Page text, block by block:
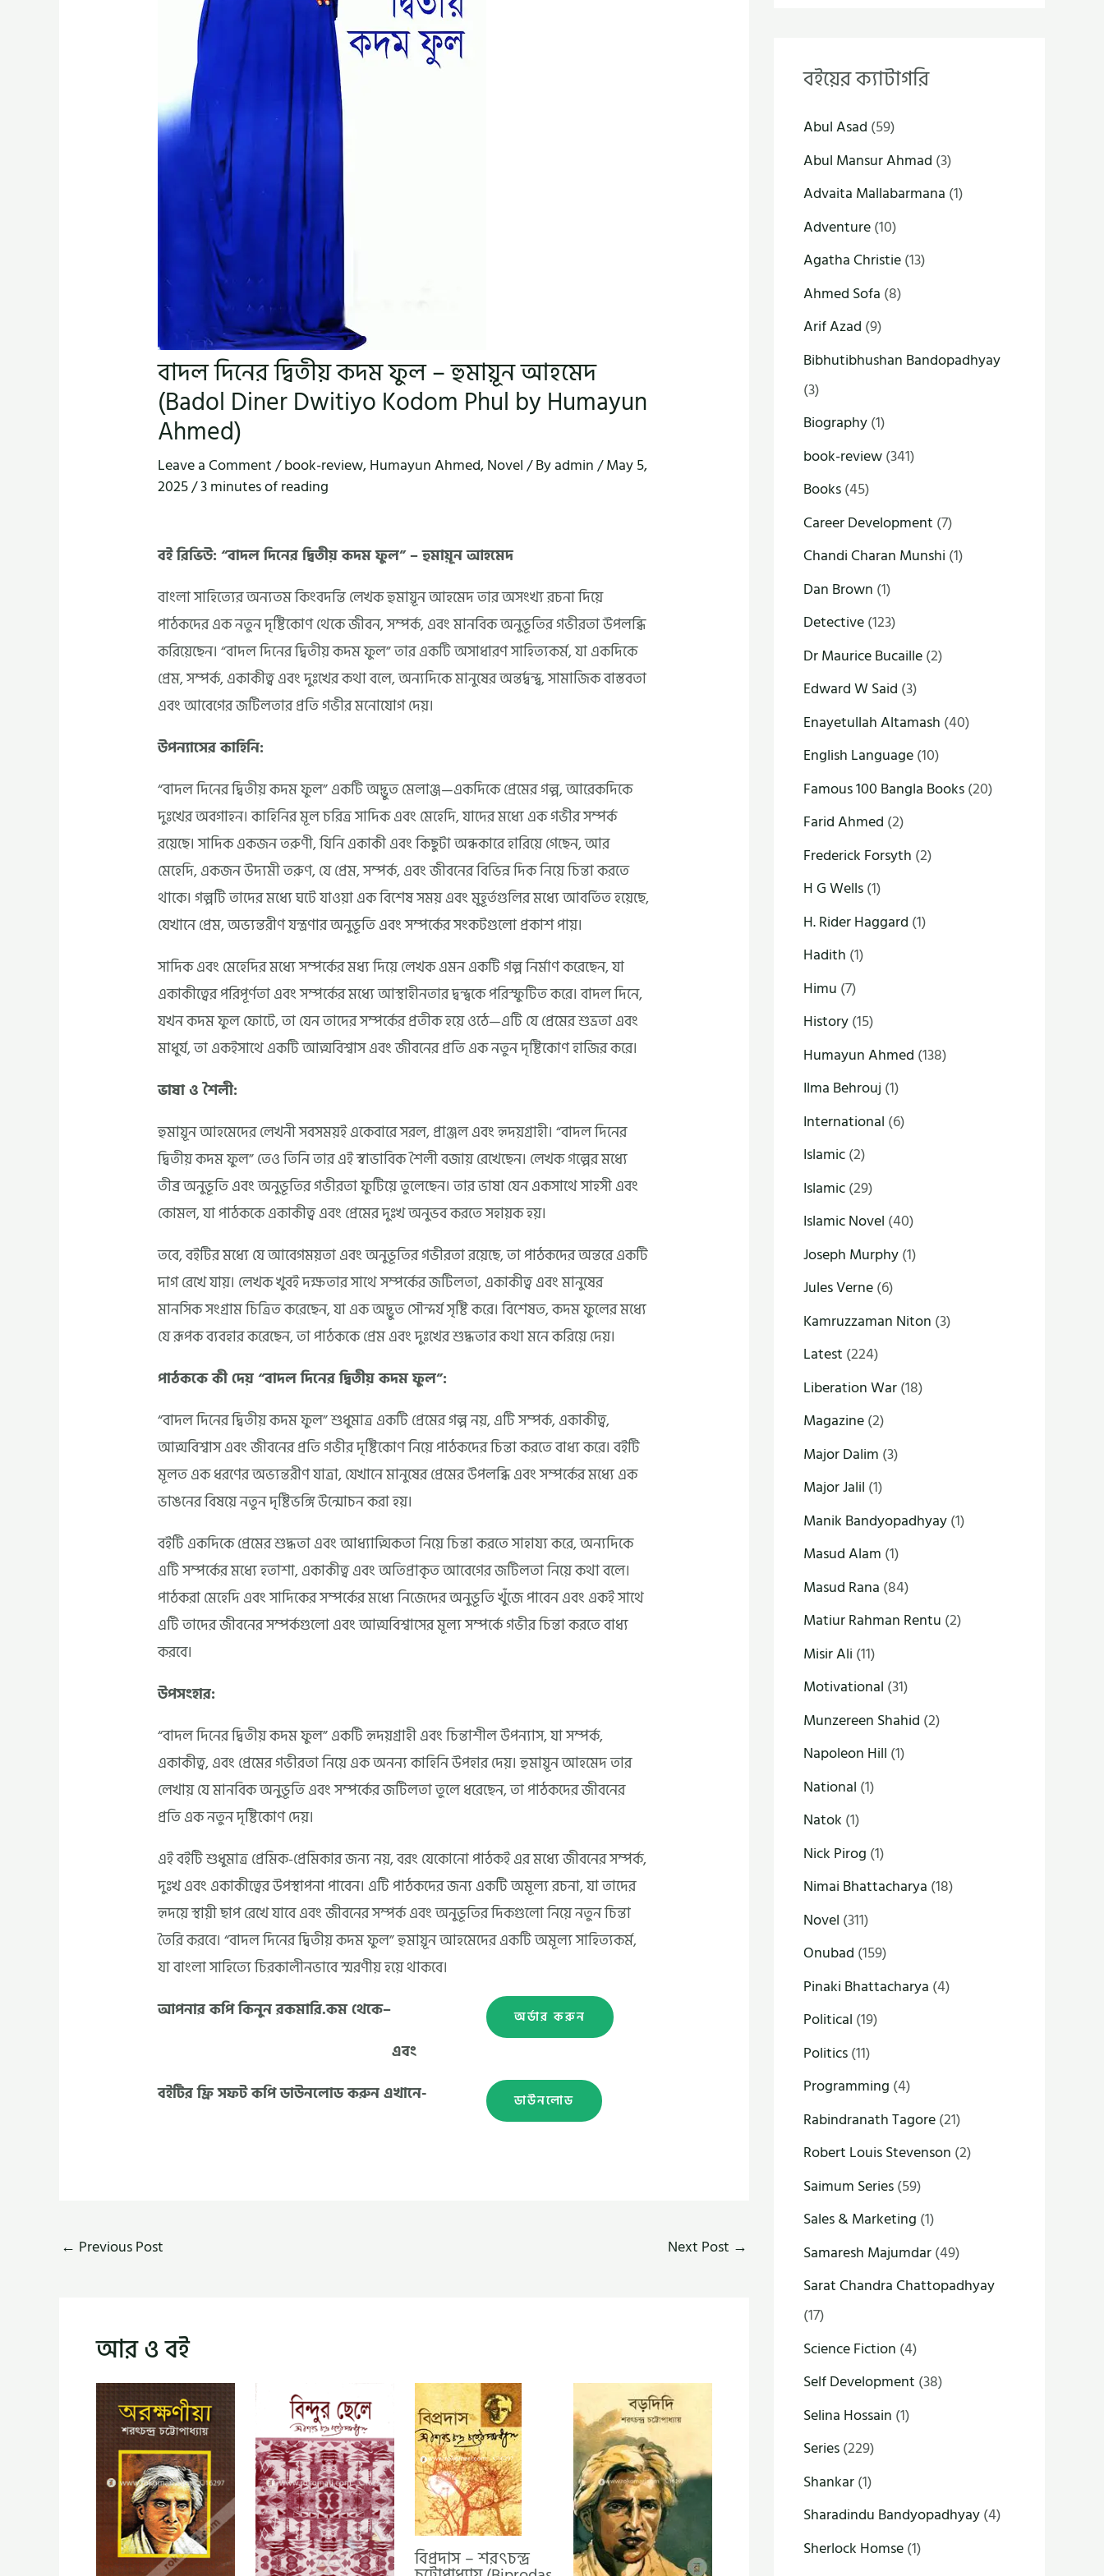
বাদল দিনের দ্বিতীয় কদম ফুল – হুমায়ূন আহমেদ
(Badol Diner Dwitiyo Kodom Phul by Humayun
Ahmed)
Leave a Comment/book-review,Humayun Ahmed,Novel/ Byadmin/May 5,
2025/3 minutes of reading
বই রিভিউ: “বাদল দিনের দ্বিতীয় কদম ফুল” – হুমায়ূন আহমেদ
বাংলা সাহিত্যের অন্যতম কিংবদন্তি লেখক হুমায়ূন আহমেদ তার অসংখ্য রচনা দিয়ে
পাঠকদের এক নতুন দৃষ্টিকোণ থেকে জীবন, সম্পর্ক, এবং মানবিক অনুভূতির গভীরতা উপলব্ধি
করিয়েছেন। “বাদল দিনের দ্বিতীয় কদম ফুল” তার একটি অসাধারণ সাহিত্যকর্ম, যা একদিকে
প্রেম, সম্পর্ক, একাকীত্ব এবং দুঃখের কথা বলে, অন্যদিকে মানুষের অন্তর্দ্বন্দ্ব, সামাজিক বাস্তবতা
এবং আবেগের জটিলতার প্রতি গভীর মনোযোগ দেয়।
উপন্যাসের কাহিনি:
“বাদল দিনের দ্বিতীয় কদম ফুল” একটি অদ্ভুত মেলাঞ্জ—একদিকে প্রেমের গল্প, আরেকদিকে
দুঃখের অবগাহন। কাহিনির মূল চরিত্র সাদিক এবং মেহেদি, যাদের মধ্যে এক গভীর সম্পর্ক
রয়েছে। সাদিক একজন তরুণী, যিনি একাকী এবং কিছুটা অন্ধকারে হারিয়ে গেছেন, আর
মেহেদি, একজন উদ্যমী তরুণ, যে প্রেম, সম্পর্ক, এবং জীবনের বিভিন্ন দিক নিয়ে চিন্তা করতে
থাকে। গল্পটি তাদের মধ্যে ঘটে যাওয়া এক বিশেষ সময় এবং মুহূর্তগুলির মধ্যে আবর্তিত হয়েছে,
যেখানে প্রেম, অভ্যন্তরীণ যন্ত্রণার অনুভূতি এবং সম্পর্কের সংকটগুলো প্রকাশ পায়।
সাদিক এবং মেহেদির মধ্যে সম্পর্কের মধ্য দিয়ে লেখক এমন একটি গল্প নির্মাণ করেছেন, যা
একাকীত্বের পরিপূর্ণতা এবং সম্পর্কের মধ্যে আস্থাহীনতার দ্বন্দ্বকে পরিস্ফুটিত করে। বাদল দিনে,
যখন কদম ফুল ফোটে, তা যেন তাদের সম্পর্কের প্রতীক হয়ে ওঠে—এটি যে প্রেমের শুভ্রতা এবং
মাধুর্য, তা একইসাথে একটি আত্মবিশ্বাস এবং জীবনের প্রতি এক নতুন দৃষ্টিকোণ হাজির করে।
ভাষা ও শৈলী:
হুমায়ূন আহমেদের লেখনী সবসময়ই একেবারে সরল, প্রাঞ্জল এবং হৃদয়গ্রাহী। “বাদল দিনের
দ্বিতীয় কদম ফুল” তেও তিনি তার এই স্বাভাবিক শৈলী বজায় রেখেছেন। লেখক গল্পের মধ্যে
তীব্র অনুভূতি এবং অনুভূতির গভীরতা ফুটিয়ে তুলেছেন। তার ভাষা যেন একসাথে সাহসী এবং
কোমল, যা পাঠককে একাকীত্ব এবং প্রেমের দুঃখ অনুভব করতে সহায়ক হয়।
তবে, বইটির মধ্যে যে আবেগময়তা এবং অনুভূতির গভীরতা রয়েছে, তা পাঠকদের অন্তরে একটি
দাগ রেখে যায়। লেখক খুবই দক্ষতার সাথে সম্পর্কের জটিলতা, একাকীত্ব এবং মানুষের
মানসিক সংগ্রাম চিত্রিত করেছেন, যা এক অদ্ভুত সৌন্দর্য সৃষ্টি করে। বিশেষত, কদম ফুলের মধ্যে
যে রূপক ব্যবহার করেছেন, তা পাঠককে প্রেম এবং দুঃখের শুদ্ধতার কথা মনে করিয়ে দেয়।
পাঠককে কী দেয় “বাদল দিনের দ্বিতীয় কদম ফুল”:
“বাদল দিনের দ্বিতীয় কদম ফুল” শুধুমাত্র একটি প্রেমের গল্প নয়, এটি সম্পর্ক, একাকীত্ব,
আত্মবিশ্বাস এবং জীবনের প্রতি গভীর দৃষ্টিকোণ নিয়ে পাঠকদের চিন্তা করতে বাধ্য করে। বইটি
মূলত এক ধরণের অভ্যন্তরীণ যাত্রা, যেখানে মানুষের প্রেমের উপলব্ধি এবং সম্পর্কের মধ্যে এক
ভাঙনের বিষয়ে নতুন দৃষ্টিভঙ্গি উন্মোচন করা হয়।
বইটি একদিকে প্রেমের শুদ্ধতা এবং আধ্যাত্মিকতা নিয়ে চিন্তা করতে সাহায্য করে, অন্যদিকে
এটি সম্পর্কের মধ্যে হতাশা, একাকীত্ব এবং অতিপ্রাকৃত আবেগের জটিলতা নিয়ে কথা বলে।
পাঠকরা মেহেদি এবং সাদিকের সম্পর্কের মধ্যে নিজেদের অনুভূতি খুঁজে পাবেন এবং একই সাথে
এটি তাদের জীবনের সম্পর্কগুলো এবং আত্মবিশ্বাসের মূল্য সম্পর্কে গভীর চিন্তা করতে বাধ্য
করবে।
উপসংহার:
“বাদল দিনের দ্বিতীয় কদম ফুল” একটি হৃদয়গ্রাহী এবং চিন্তাশীল উপন্যাস, যা সম্পর্ক,
একাকীত্ব, এবং প্রেমের গভীরতা নিয়ে এক অনন্য কাহিনি উপহার দেয়। হুমায়ূন আহমেদ তার
লেখায় যে মানবিক অনুভূতি এবং সম্পর্কের জটিলতা তুলে ধরেছেন, তা পাঠকদের জীবনের
প্রতি এক নতুন দৃষ্টিকোণ দেয়।
এই বইটি শুধুমাত্র প্রেমিক-প্রেমিকার জন্য নয়, বরং যেকোনো পাঠকই এর মধ্যে জীবনের সম্পর্ক,
দুঃখ এবং একাকীত্বের উপস্থাপনা পাবেন। এটি পাঠকদের জন্য একটি অমূল্য রচনা, যা তাদের
হৃদয়ে স্থায়ী ছাপ রেখে যাবে এবং জীবনের সম্পর্ক এবং অনুভূতির দিকগুলো নিয়ে নতুন চিন্তা
তৈরি করবে। “বাদল দিনের দ্বিতীয় কদম ফুল” হুমায়ূন আহমেদের একটি অমূল্য সাহিত্যকর্ম,
যা বাংলা সাহিত্যে চিরকালীনভাবে স্মরণীয় হয়ে থাকবে।
আপনার কপি কিনুন রকমারি.কম থেকে–
অর্ডার করুন
এবং
বইটির ফ্রি সফট কপি ডাউনলোড করুন এখানে-
ডাউনলোড
← Previous Post Next Post →
আর ও বই
বিপ্রদাস – শরৎচন্দ্র
বইয়ের ক্যাটাগরি
Abul Asad (59)
Abul Mansur Ahmad (3)
Advaita Mallabarmana (1)
Adventure(10)
Agatha Christie(13)
Ahmed Sofa (8)
Arif Azad (9)
Bibhutibhushan Bandopadhyay
(3)
Biography(1)
book-review(341)
Books(45)
Career Development (7)
Chandi Charan Munshi (1)
Dan Brown (1)
Detective(123)
Dr Maurice Bucaille(2)
Edward W Said (3)
Enayetullah Altamash (40)
English Language(10)
Famous 100 Bangla Books(20)
Farid Ahmed (2)
Frederick Forsyth (2)
H G Wells(1)
H. Rider Haggard (1)
Hadith (1)
Himu (7)
History(15)
Humayun Ahmed (138)
Ilma Behrouj (1)
International (6)
Islamic(2)
Islamic(29)
Islamic Novel (40)
Joseph Murphy(1)
Jules Verne(6)
Kamruzzaman Niton (3)
Latest (224)
Liberation War(18)
Magazine(2)
Major Dalim (3)
Major Jalil (1)
Manik Bandyopadhyay(1)
Masud Alam (1)
Masud Rana (84)
Matiur Rahman Rentu (2)
Misir Ali (11)
Motivational (31)
Munzereen Shahid (2)
Napoleon Hill (1)
National (1)
Natok (1)
Nick Pirog (1)
Nimai Bhattacharya (18)
Novel (311)
Onubad (159)
Pinaki Bhattacharya (4)
Political (19)
Politics(11)
Programming (4)
Rabindranath Tagore(21)
Robert Louis Stevenson (2)
Saimum Series(59)
Sales & Marketing (1)
Samaresh Majumdar(49)
Sarat Chandra Chattopadhyay
(17)
Science Fiction (4)
Self Development (38)
Selina Hossain (1)
Series(229)
Shankar(1)
Sharadindu Bandyopadhyay(4)
Sherlock Homse(1)